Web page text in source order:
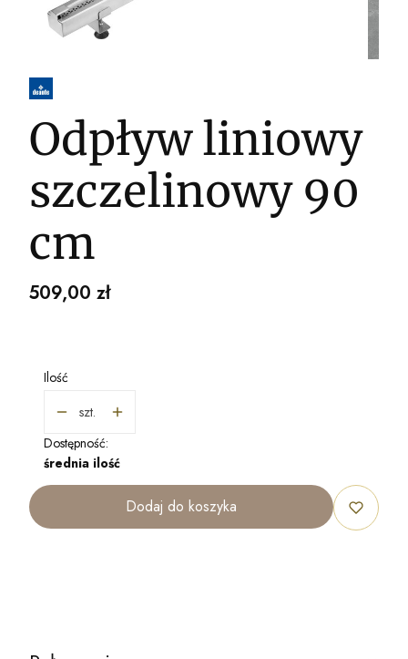
Odpływ liniowy
szczelinowy 90
cm
Cena
509,00 zł
Ilość
szt.
Dostępność:
średnia ilość
Dodaj do koszyka